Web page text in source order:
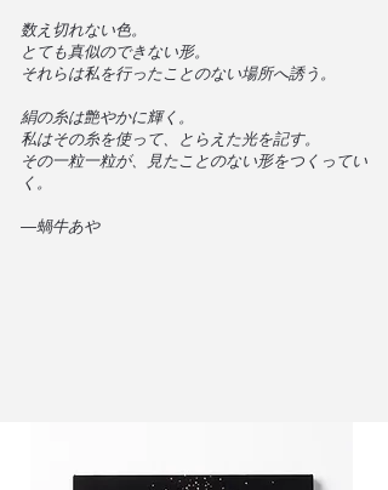
数え切れない色。
とても真似のできない形。
それらは私を行ったことのない場所へ誘う。
絹の糸は艶やかに輝く。
私はその糸を使って、とらえた光を記す。
その一粒一粒が、見たことのない形をつくってい
く。
—蝸牛あや